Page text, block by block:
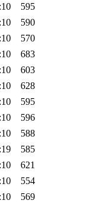
595
590
570
683
603
628
595
596
588
585
621
554
569